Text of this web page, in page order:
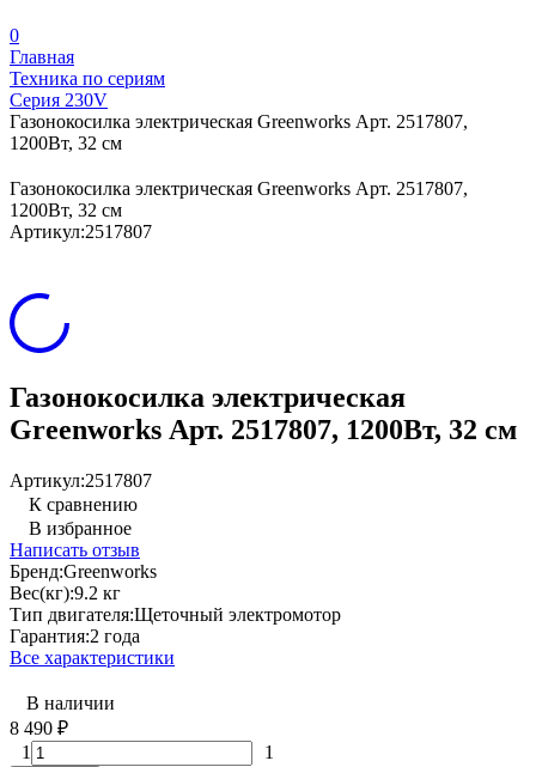
0
Главная
Техника по сериям
Серия 230V
Газонокосилка электрическая Greenworks Арт. 2517807,
1200Вт, 32 см
Газонокосилка электрическая Greenworks Арт. 2517807,
1200Вт, 32 см
Артикул:2517807
Газонокосилка электрическая
Greenworks Арт. 2517807, 1200Вт, 32 см
Артикул:2517807
К сравнению
В избранное
Написать отзыв
Бренд:Greenworks
Вес(кг):9.2 кг
Тип двигателя:Щеточный электромотор
Гарантия:2 года
Все характеристики
В наличии
8 490 ₽
1
1